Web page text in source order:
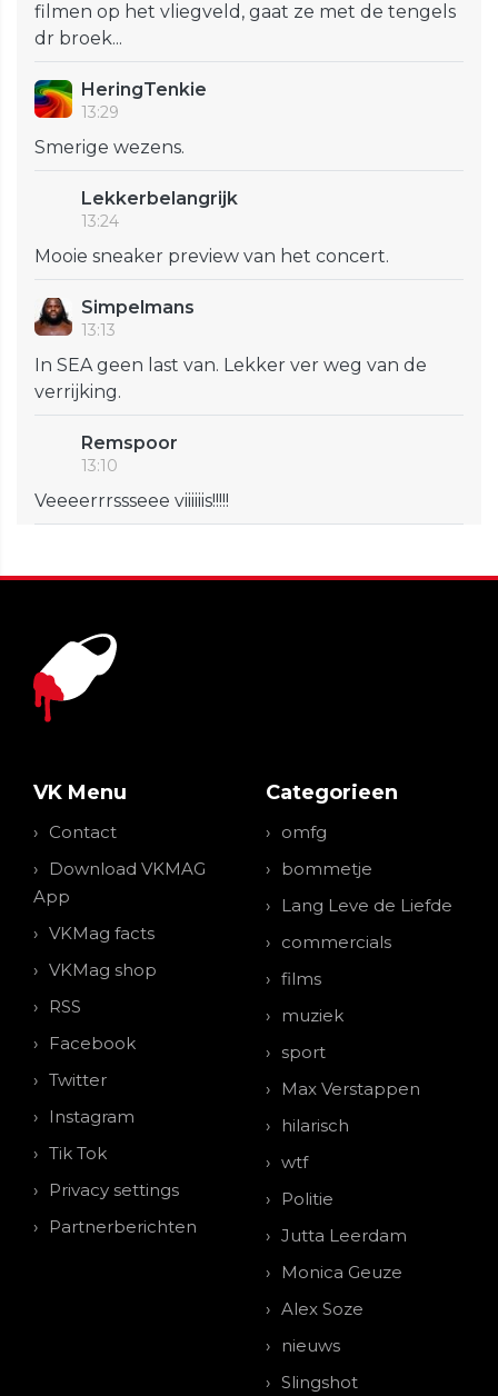
filmen op het vliegveld, gaat ze met de tengels
dr broek...
HeringTenkie
13:29
Smerige wezens.
Lekkerbelangrijk
13:24
Mooie sneaker preview van het concert.
Simpelmans
13:13
In SEA geen last van. Lekker ver weg van de
verrijking.
Remspoor
13:10
Veeeerrrssseee viiiiiis!!!!!
VK Menu
Contact
Download VKMAG
App
VKMag facts
VKMag shop
RSS
Facebook
Twitter
Instagram
Tik Tok
Privacy settings
Partnerberichten
Categorieen
omfg
bommetje
Lang Leve de Liefde
commercials
films
muziek
sport
Max Verstappen
hilarisch
wtf
Politie
Jutta Leerdam
Monica Geuze
Alex Soze
nieuws
Slingshot